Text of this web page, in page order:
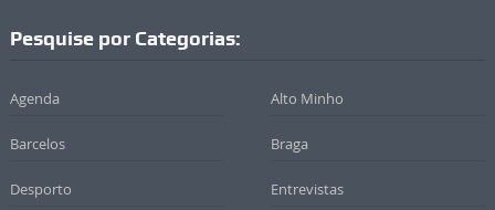
Pesquise por Categorias:
Agenda Alto Minho
Barcelos Braga
Desporto Entrevistas